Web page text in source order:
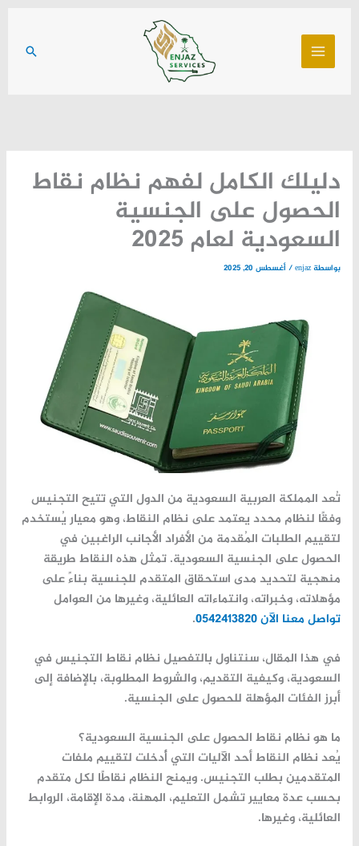
المحتوى
البحث
دليلك الكامل لفهم نظام نقاط
الحصول على الجنسية
السعودية لعام 2025
بواسطةenjaz
/أغسطس 20, 2025
تُعد المملكة العربية السعودية من الدول التي تتيح التجنيس
وفقًا لنظام محدد يعتمد على نظام النقاط، وهو معيار يُستخدم
لتقييم الطلبات المُقدمة من الأفراد الأجانب الراغبين في
الحصول على الجنسية السعودية. تمثل هذه النقاط طريقة
منهجية لتحديد مدى استحقاق المتقدم للجنسية بناءً على
مؤهلاته، وخبراته، وانتماءاته العائلية، وغيرها من العوامل
تواصل معنا الآن 0542413820
.
في هذا المقال، سنتناول بالتفصيل نظام نقاط التجنيس في
السعودية، وكيفية التقديم، والشروط المطلوبة، بالإضافة إلى
أبرز الفئات المؤهلة للحصول على الجنسية.
ما هو نظام نقاط الحصول على الجنسية السعودية؟
يُعد نظام النقاطأحد الآليات التي أُدخلت لتقييم ملفات
المتقدمين بطلب التجنيس. ويمنح النظام نقاطًا لكل متقدم
بحسب عدة معايير تشمل التعليم، المهنة، مدة الإقامة، الروابط
العائلية، وغيرها.